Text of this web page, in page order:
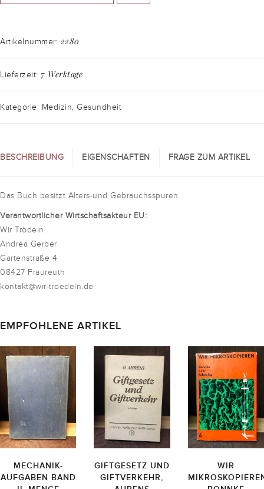
Artikelnummer: 2280
Lieferzeit: 7 Werktage
Kategorie: Medizin, Gesundheit
BESCHREIBUNG EIGENSCHAFTEN FRAGE ZUM ARTIKEL
Das Buch besitzt Alters-und Gebrauchsspuren
Verantwortlicher Wirtschaftsakteur EU:
Wir Trödeln
Andrea Gerber
Gartenstraße 4
08427 Fraureuth
kontakt@wir-troedeln.de
EMPFOHLENE ARTIKEL
MECHANIK-
AUFGABEN BAND
GIFTGESETZ UND
GIFTVERKEHR,
WIR